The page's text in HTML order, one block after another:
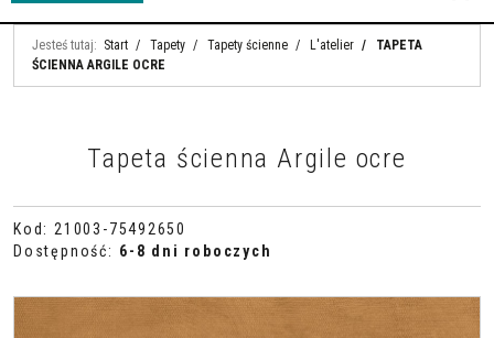
Jesteś tutaj: Start / Tapety / Tapety ścienne / L'atelier /
TAPETA
ŚCIENNA ARGILE OCRE
Tapeta ścienna Argile ocre
Kod : 21003-75492650
Dostępność: 6-8 dni roboczych